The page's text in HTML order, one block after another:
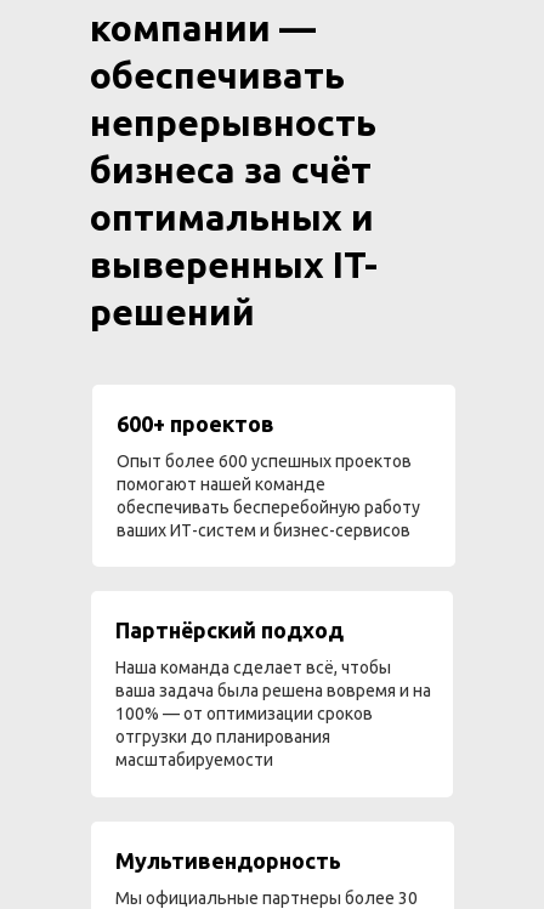
компании —
обеспечивать
непрерывность
бизнеса за счёт
оптимальных и
выверенных IT-
решений
600+ проектов
Опыт более 600 успешных проектов
помогают нашей команде
обеспечивать бесперебойную работу
ваших ИТ-систем и бизнес-сервисов
Мультивендорность
Мы официальные партнеры более 30
Партнёрский подход
Наша команда сделает всё, чтобы
ваша задача была решена вовремя и на
100% — от оптимизации сроков
отгрузки до планирования
масштабируемости